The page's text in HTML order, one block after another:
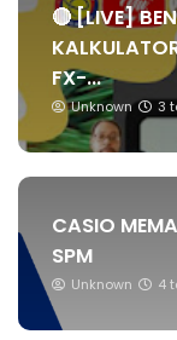
🔴 [LIVE]
FX-...
Unknown 3
CASIO
SPM
Unknown 4